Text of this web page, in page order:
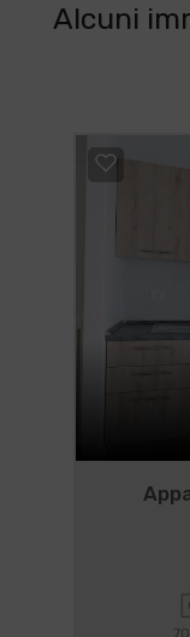
Alcuni